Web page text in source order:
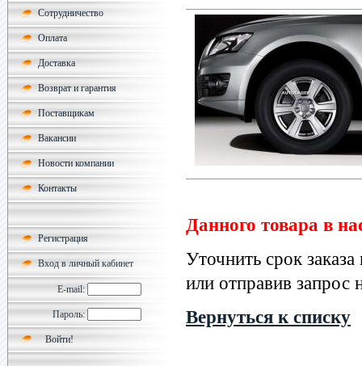
Сотрудничество
Оплата
Доставка
Возврат и гарантия
Поставщикам
Вакансии
Новости компании
Контакты
Регистрация
Вход в личный кабинет
E-mail:
Пароль:
Данного товара в
Уточнить срок
или отправив запрос
Вернуться к списку